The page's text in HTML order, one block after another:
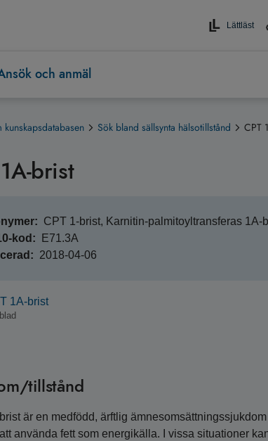
Lättläst
och anmäl
kunskapsdatabasen Sök bland sällsynta hälsotillstånd CPT
brist
CPT 1-brist, Karnitin-palmitoyltransferas 1A-
kod
E71.3A
2018-04-06
1A-brist
tillstånd
är en medfödd, ärftlig
använda fett som energikälla. I vissa situationer